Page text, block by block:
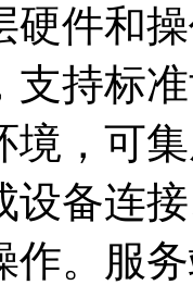
硬件和
支持标
境，可
设备连
作。服